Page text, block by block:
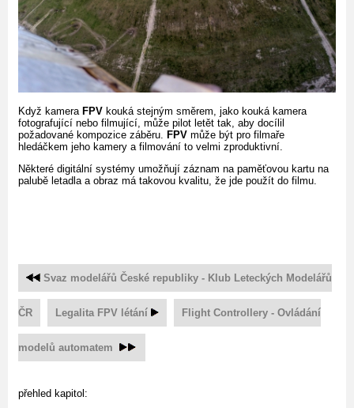
Když kamera FPV kouká stejným směrem, jako kouká kamera
fotografující nebo filmující, může pilot letět tak, aby docílil
požadované kompozice záběru. FPV může být pro filmaře
hledáčkem jeho kamery a filmování to velmi zproduktivní.
Některé digitální systémy umožňují záznam na paměťovou kartu na
palubě letadla a obraz má takovou kvalitu, že jde použít do filmu.
Svaz modelářů České republiky - Klub Leteckých Modelářů
ČR Legalita FPV létání Flight Controllery - Ovládání
modelů automatem
přehled kapitol: